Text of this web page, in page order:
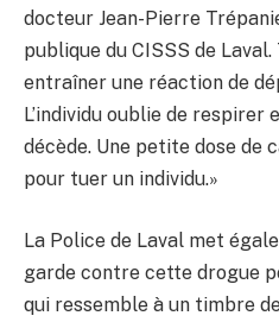
docteur Jean-Pierre
publique du CISSS de
entraîner une réaction de
L’individu oublie de respirer
décède. Une petite dose
pour tuer un individu.»
La Police de Laval met
garde contre cette drogue
qui ressemble à un timbre